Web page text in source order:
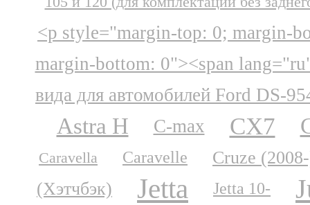
<p style="margin-top: 0; margin-
margin-bottom: 0"><span
вида для автомобилей Ford DS-
Astra H C-max CX7
Caravella Caravelle
Cruze
(Хэтчбэк)
Jetta Jetta 10-